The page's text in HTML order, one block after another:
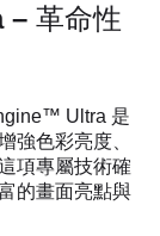
革命性
Ultra 是
強色彩亮度、
項專屬技術確
的畫面亮點與